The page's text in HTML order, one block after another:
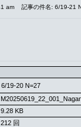
am 記事の件名: 6/19-21
6/19-20 N=27
9.28 KB
212 回